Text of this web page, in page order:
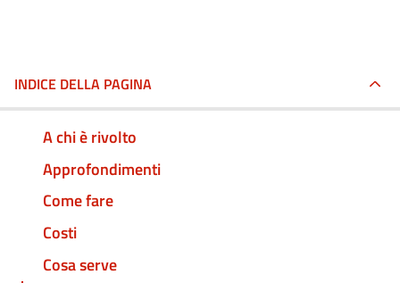
INDICE DELLA PAGINA
A chi è rivolto
Approfondimenti
Come fare
Costi
Cosa serve